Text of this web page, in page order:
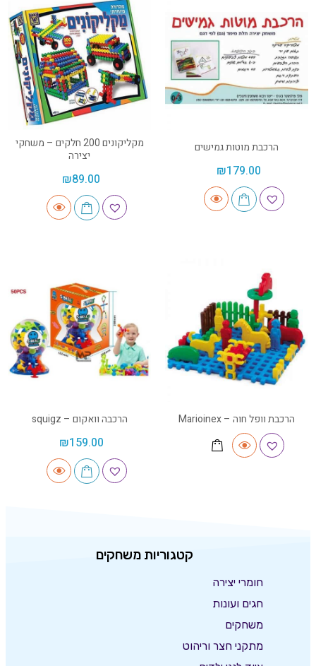
הרכבת מוטות גמישים
₪179.00
מקליקונים 200 חלקים – משחקי
יצירה
₪89.00
הרכבת וופל חוה – Marioinex הרכבה וואקום – squigz
₪159.00
קטגוריות משחקים
חומרי יצירה
חגים ועונות
משחקים
מתקני חצר וריהוט